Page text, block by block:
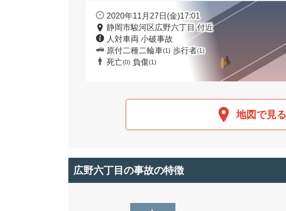
2020年11月27日(金)17:01
静岡市駿河区広野六丁目 付近
人対車両 小破事故
原付二種二輪車(1) 歩行者(1)
死亡(0) 負傷(1)
地図で見る
広野六丁目の事故の特徴